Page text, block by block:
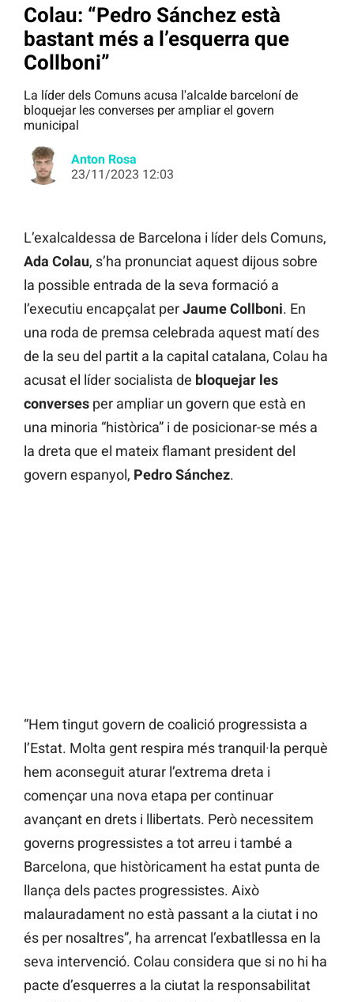
Colau: “Pedro Sánchez està
bastant més a l’esquerra que
Collboni”
La líder dels Comuns acusa l'alcalde barceloní de
bloquejar les converses per ampliar el govern
municipal
Anton Rosa
23/11/2023 12:03
L’exalcaldessa de Barcelona i líder dels Comuns,
Ada Colau, s’ha pronunciat aquest dijous sobre
la possible entrada de la seva formació a
l’executiu encapçalat perJaume Collboni. En
una roda de premsa celebrada aquest matí des
de la seu del partit a la capital catalana, Colau ha
acusat el líder socialista de bloquejar les
converses per ampliar un govern que està en
una minoria “històrica” i de posicionar-se més a
la dreta que el mateix flamant president del
govern espanyol, Pedro Sánchez.
“Hem tingut govern de coalició progressista a
l’Estat. Molta gent respira més tranquil·la perquè
hem aconseguit aturar l’extrema dreta i
començar una nova etapa per continuar
avançant en drets i llibertats. Però necessitem
governs progressistes a tot arreu i també a
Barcelona, que històricament ha estat punta de
llança dels pactes progressistes. Això
malauradament no està passant a la ciutat i no
és per nosaltres”, ha arrencat l’exbatllessa en la
seva intervenció. Colau considera que si no hi ha
pacte d’esquerres a la ciutat la responsabilitat